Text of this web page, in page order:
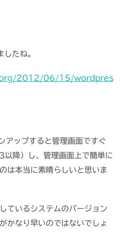
たね。
2012/06/15/wordpres
ップすると管理画面ですぐ
降）し、管理画面上で簡単に
は本当に素晴らしいと思いま
ているシステムのバージョン
かなり早いのではないでしょ